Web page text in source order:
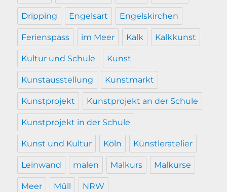
Dripping Engelsart Engelskirchen
Ferienspass im Meer Kalk Kalkkunst
Kultur und Schule Kunst
Kunstausstellung Kunstmarkt
Kunstprojekt Kunstprojekt an der Schule
Kunstprojekt in der Schule
Kunst und Kultur Köln Künstleratelier
Leinwand malen Malkurs Malkurse
Meer Müll NRW